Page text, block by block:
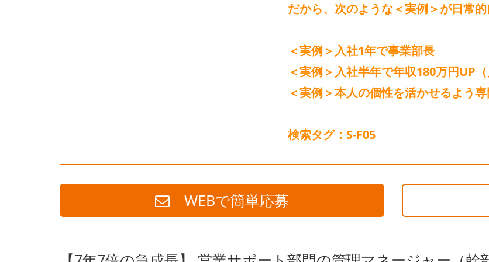
だから、次のような＜実例＞が日常的
＜実例＞入社1年で事業部長
＜実例＞入社半年で年収180万円UP（
＜実例＞本人の個性を活かせるよう
検索タグ：S-F05
WEBで簡単応募